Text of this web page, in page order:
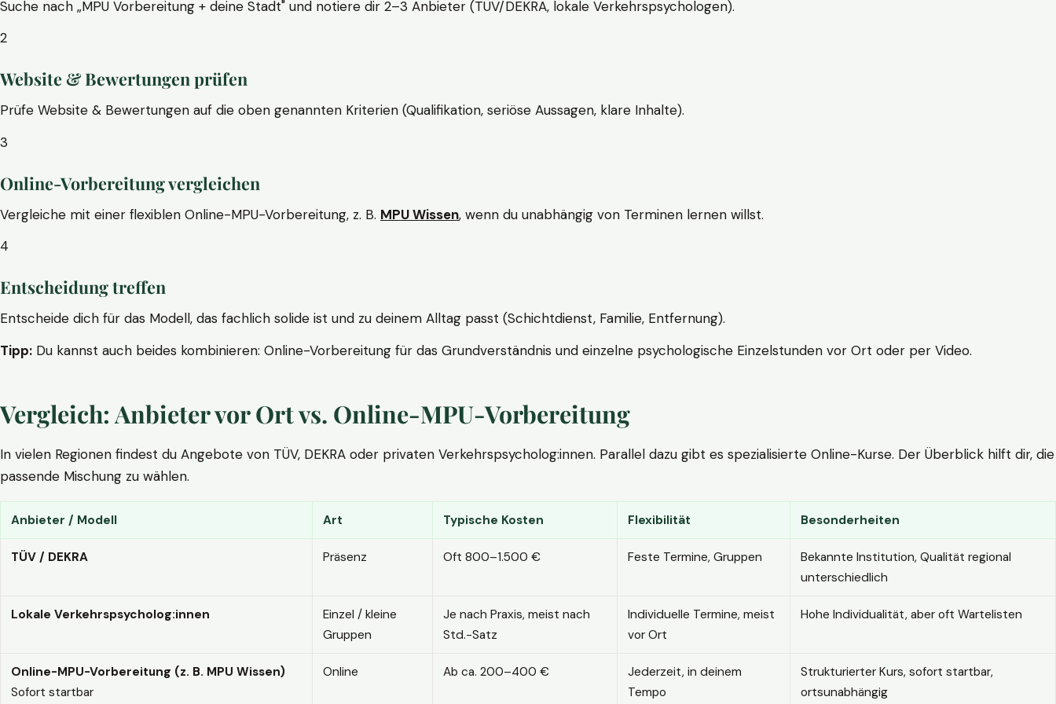
Suche nach „MPU Vorbereitung + deine Stadt" und notiere dir 2–3 Anbieter (TÜV/DEKRA, lokale Verkehrspsychologen).
2
Website & Bewertungen prüfen
Prüfe Website & Bewertungen auf die oben genannten Kriterien (Qualifikation, seriöse Aussagen, klare Inhalte).
3
Online-Vorbereitung vergleichen
Vergleiche mit einer flexiblen Online-MPU-Vorbereitung, z. B. MPU Wissen, wenn du unabhängig von Terminen lernen willst.
4
Entscheidung treffen
Entscheide dich für das Modell, das fachlich solide ist und zu deinem Alltag passt (Schichtdienst, Familie, Entfernung).
Tipp: Du kannst auch beides kombinieren: Online-Vorbereitung für das Grundverständnis und einzelne psychologische Einzelstunden vor Ort oder per Video.
Vergleich: Anbieter vor Ort vs. Online-MPU-Vorbereitung
In vielen Regionen findest du Angebote von TÜV, DEKRA oder privaten Verkehrspsycholog:innen. Parallel dazu gibt es spezialisierte Online-Kurse. Der Überblick hilft dir, die
passende Mischung zu wählen.
Anbieter / Modell Art Typische Kosten Flexibilität Besonderheiten
TÜV / DEKRA Präsenz Oft 800–1.500 € Feste Termine, Gruppen
Bekannte Institution, Qualität regional
unterschiedlich
Lokale Verkehrspsycholog:innen
Einzel / kleine
Gruppen
Je nach Praxis, meist nach
Std.-Satz
Individuelle Termine, meist
vor Ort
Hohe Individualität, aber oft Wartelisten
Online-MPU-Vorbereitung (z. B. MPU Wissen)
Sofort startbar
Online Ab ca. 200–400 €
Jederzeit, in deinem
Tempo
Strukturierter Kurs, sofort startbar,
ortsunabhängig